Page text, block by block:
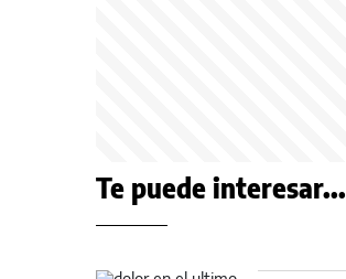
Te puede interesar...